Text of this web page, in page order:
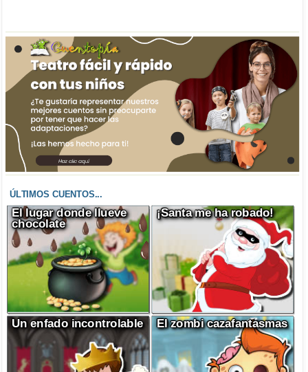
ÚLTIMOS CUENTOS...
El lugar donde llueve
chocolate
¡Santa me ha robado!
Un enfado incontrolable El zombi cazafantasmas